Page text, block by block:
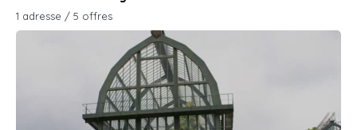
1 adresse / 5 offres